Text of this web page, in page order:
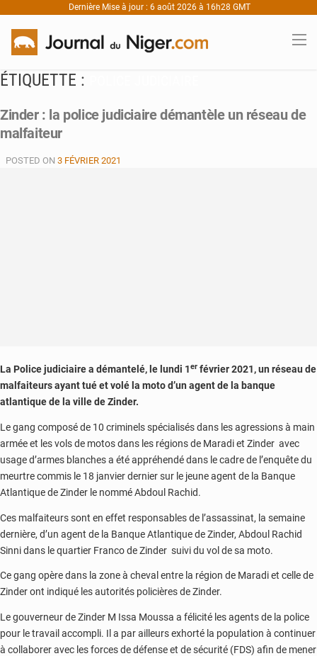
Dernière Mise à jour : 6 août 2026 à 16h28 GMT
ÉTIQUETTE :
Zinder : la police judiciaire démantèle un réseau de
malfaiteur
POSTED ON 3 FÉVRIER 2021
La Police judiciaire a démantelé, le lundi 1er février 2021, un réseau de
malfaiteurs ayant tué et volé la moto d’un agent de la banque
atlantique de la ville de Zinder.
Le gang composé de 10 criminels spécialisés dans les agressions à main
armée et les vols de motos dans les régions de Maradi et Zinder avec
usage d’armes blanches a été appréhendé dans le cadre de l’enquête du
meurtre commis le 18 janvier dernier sur le jeune agent de la Banque
Atlantique de Zinder le nommé Abdoul Rachid.
Ces malfaiteurs sont en effet responsables de l’assassinat, la semaine
dernière, d’un agent de la Banque Atlantique de Zinder, Abdoul Rachid
Sinni dans le quartier Franco de Zinder suivi du vol de sa moto.
Ce gang opère dans la zone à cheval entre la région de Maradi et celle de
Zinder ont indiqué les autorités policières de Zinder.
Le gouverneur de Zinder M Issa Moussa a félicité les agents de la police
pour le travail accompli. Il a par ailleurs exhorté la population à continuer
à collaborer avec les forces de défense et de sécurité (FDS) afin de mener